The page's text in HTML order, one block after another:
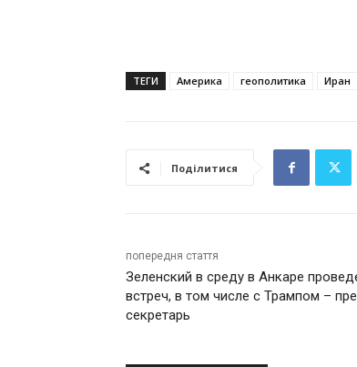
ТЕГИ Америка геополитика Иран
Поділитися
попередня стаття
Зеленский в среду в Анкаре
встреч, в том числе с Трампом –
секретарь